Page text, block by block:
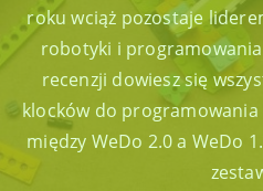
roku wciąż pozostaje
robotyki i
recenzji dowiesz się
klocków do programowania
między WeDo 2.0 a WeDo